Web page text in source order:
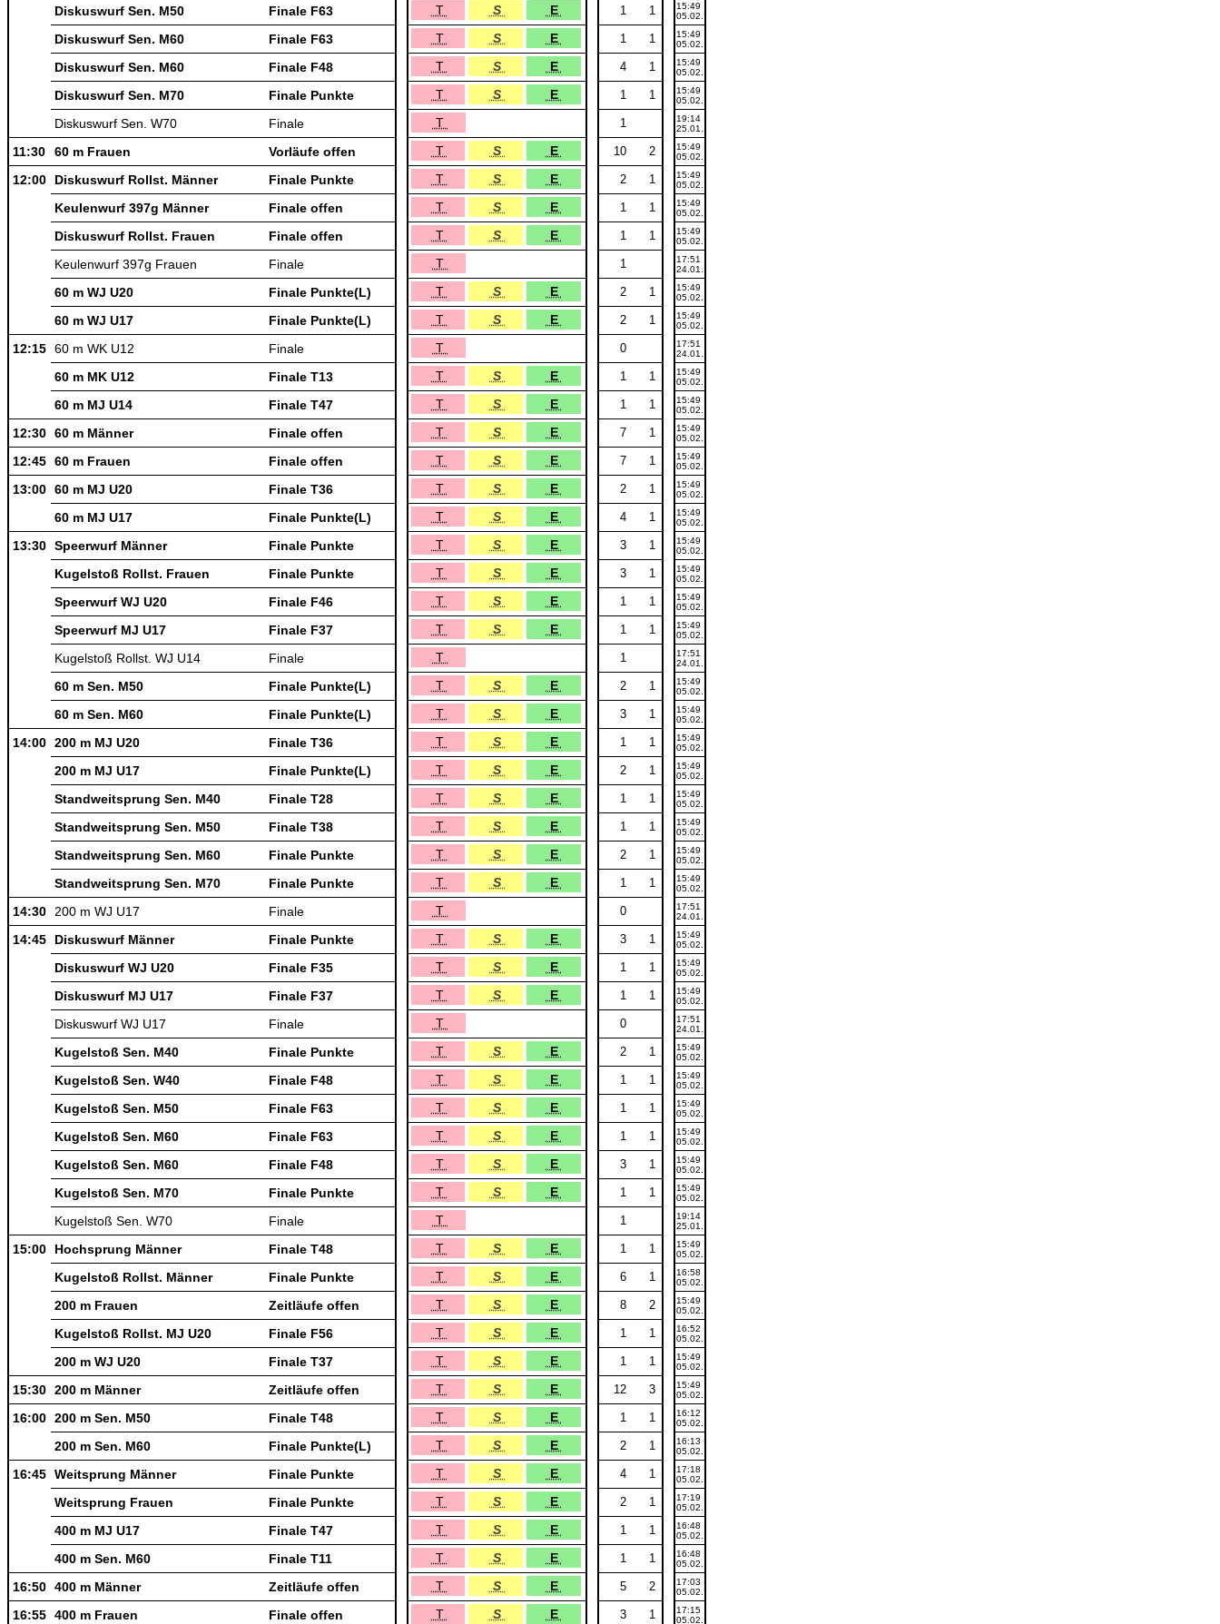
Diskuswurf Sen. M50 Finale F63 T S E 1 1
15:49
05.02.
Diskuswurf Sen. M60 Finale F63 T S E 1 1
15:49
05.02.
Diskuswurf Sen. M60 Finale F48 T S E 4 1
15:49
05.02.
Diskuswurf Sen. M70 Finale Punkte T S E 1 1
15:49
05.02.
Diskuswurf Sen. W70 Finale T 1
19:14
25.01.
11:30 60 m Frauen Vorläufe offen T S E 10 2
15:49
05.02.
12:00 Diskuswurf Rollst. Männer Finale Punkte T S E 2 1
15:49
05.02.
Keulenwurf 397g Männer Finale offen T S E 1 1
15:49
05.02.
Diskuswurf Rollst. Frauen Finale offen T S E 1 1
15:49
05.02.
Keulenwurf 397g Frauen Finale T 1
17:51
24.01.
60 m WJ U20 Finale Punkte(L) T S E 2 1
15:49
05.02.
60 m WJ U17 Finale Punkte(L) T S E 2 1
15:49
05.02.
12:15 60 m WK U12 Finale T 0
17:51
24.01.
60 m MK U12 Finale T13 T S E 1 1
15:49
05.02.
60 m MJ U14 Finale T47 T S E 1 1
15:49
05.02.
12:30 60 m Männer Finale offen T S E 7 1
15:49
05.02.
12:45 60 m Frauen Finale offen T S E 7 1
15:49
05.02.
13:00 60 m MJ U20 Finale T36 T S E 2 1
15:49
05.02.
60 m MJ U17 Finale Punkte(L) T S E 4 1
15:49
05.02.
13:30 Speerwurf Männer Finale Punkte T S E 3 1
15:49
05.02.
Kugelstoß Rollst. Frauen Finale Punkte T S E 3 1
15:49
05.02.
Speerwurf WJ U20 Finale F46 T S E 1 1
15:49
05.02.
Speerwurf MJ U17 Finale F37 T S E 1 1
15:49
05.02.
Kugelstoß Rollst. WJ U14 Finale T 1
17:51
24.01.
60 m Sen. M50 Finale Punkte(L) T S E 2 1
15:49
05.02.
60 m Sen. M60 Finale Punkte(L) T S E 3 1
15:49
05.02.
14:00 200 m MJ U20 Finale T36 T S E 1 1
15:49
05.02.
200 m MJ U17 Finale Punkte(L) T S E 2 1
15:49
05.02.
Standweitsprung Sen. M40 Finale T28 T S E 1 1
15:49
05.02.
Standweitsprung Sen. M50 Finale T38 T S E 1 1
15:49
05.02.
Standweitsprung Sen. M60 Finale Punkte T S E 2 1
15:49
05.02.
Standweitsprung Sen. M70 Finale Punkte T S E 1 1
15:49
05.02.
14:30 200 m WJ U17 Finale T 0
17:51
24.01.
14:45 Diskuswurf Männer Finale Punkte T S E 3 1
15:49
05.02.
Diskuswurf WJ U20 Finale F35 T S E 1 1
15:49
05.02.
Diskuswurf MJ U17 Finale F37 T S E 1 1
15:49
05.02.
Diskuswurf WJ U17 Finale T 0
17:51
24.01.
Kugelstoß Sen. M40 Finale Punkte T S E 2 1
15:49
05.02.
Kugelstoß Sen. W40 Finale F48 T S E 1 1
15:49
05.02.
Kugelstoß Sen. M50 Finale F63 T S E 1 1
15:49
05.02.
Kugelstoß Sen. M60 Finale F63 T S E 1 1
15:49
05.02.
Kugelstoß Sen. M60 Finale F48 T S E 3 1
15:49
05.02.
Kugelstoß Sen. M70 Finale Punkte T S E 1 1
15:49
05.02.
Kugelstoß Sen. W70 Finale T 1
19:14
25.01.
15:00 Hochsprung Männer Finale T48 T S E 1 1
15:49
05.02.
Kugelstoß Rollst. Männer Finale Punkte T S E 6 1
16:58
05.02.
200 m Frauen Zeitläufe offen T S E 8 2
15:49
05.02.
Kugelstoß Rollst. MJ U20 Finale F56 T S E 1 1
16:52
05.02.
200 m WJ U20 Finale T37 T S E 1 1
15:49
05.02.
15:30 200 m Männer Zeitläufe offen T S E 12 3
15:49
05.02.
16:00 200 m Sen. M50 Finale T48 T S E 1 1
16:12
05.02.
200 m Sen. M60 Finale Punkte(L) T S E 2 1
16:13
05.02.
16:45 Weitsprung Männer Finale Punkte T S E 4 1
17:18
05.02.
Weitsprung Frauen Finale Punkte T S E 2 1
17:19
05.02.
400 m MJ U17 Finale T47 T S E 1 1
16:48
05.02.
400 m Sen. M60 Finale T11 T S E 1 1
16:48
05.02.
16:50 400 m Männer Zeitläufe offen T S E 5 2
17:03
05.02.
16:55 400 m Frauen Finale offen T S E 3 1
17:15
05.02.